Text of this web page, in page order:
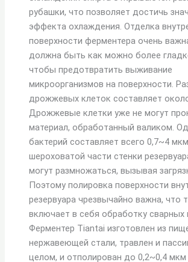
рубашки, что позволяет достичь
эффекта охлаждения. Отделка
поверхности ферментера очень
должна быть как можно более
чтобы предотвратить выживание
микроорганизмов на поверхности.
дрожжевых клеток составляет
Дрожжевые клетки уже не могут
материал, обработанный валиком.
бактерий составляет всего 0,7~4
шероховатой части стенки
могут размножаться, вызывая
Поэтому полировка поверхности
резервуара чрезвычайно важна, что
включает в себя обработку сварных
Ферментер Tiantai изготовлен из
нержавеющей стали, травлен и
целом, и отполирован до 0,2~0,4